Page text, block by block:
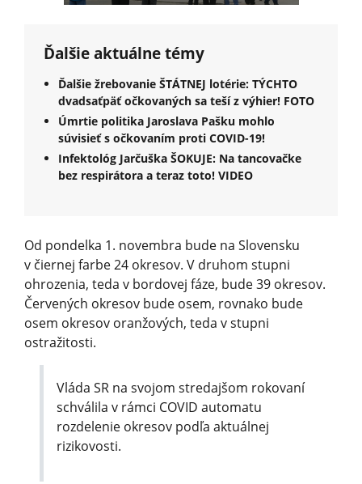
Ďalšie aktuálne témy
Ďalšie žrebovanie ŠTÁTNEJ lotérie: TÝCHTO
dvadsaťpäť očkovaných sa teší z výhier! FOTO
Úmrtie politika Jaroslava Pašku mohlo
súvisieť s očkovaním proti COVID-19!
Infektológ Jarčuška ŠOKUJE: Na tancovačke
bez respirátora a teraz toto! VIDEO
Od pondelka 1. novembra bude na Slovensku
v čiernej farbe 24 okresov. V druhom stupni
ohrozenia, teda v bordovej fáze, bude 39 okresov.
Červených okresov bude osem, rovnako bude
osem okresov oranžových, teda v stupni
ostražitosti.
Vláda SR na svojom stredajšom rokovaní
schválila v rámci COVID automatu
rozdelenie okresov podľa aktuálnej
rizikovosti.